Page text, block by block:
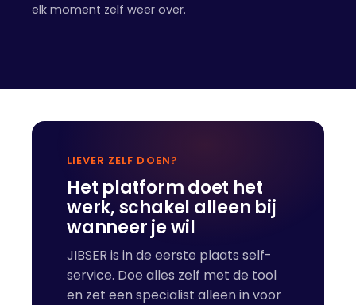
elk moment zelf weer over.
LIEVER ZELF DOEN?
Het platform doet het
werk, schakel alleen bij
wanneer je wil
JIBSER is in de eerste plaats self-
service. Doe alles zelf met de tool
en zet een specialist alleen in voor